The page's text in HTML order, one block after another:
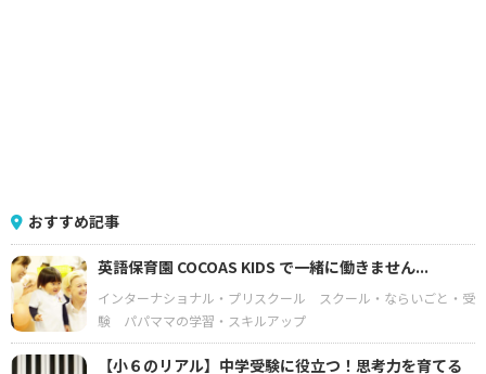
おすすめ記事
英語保育園 COCOAS KIDS で一緒に働きません...
インターナショナル・プリスクール
スクール・ならいごと・受
験
パパママの学習・スキルアップ
【小６のリアル】中学受験に役立つ！思考力を育てる